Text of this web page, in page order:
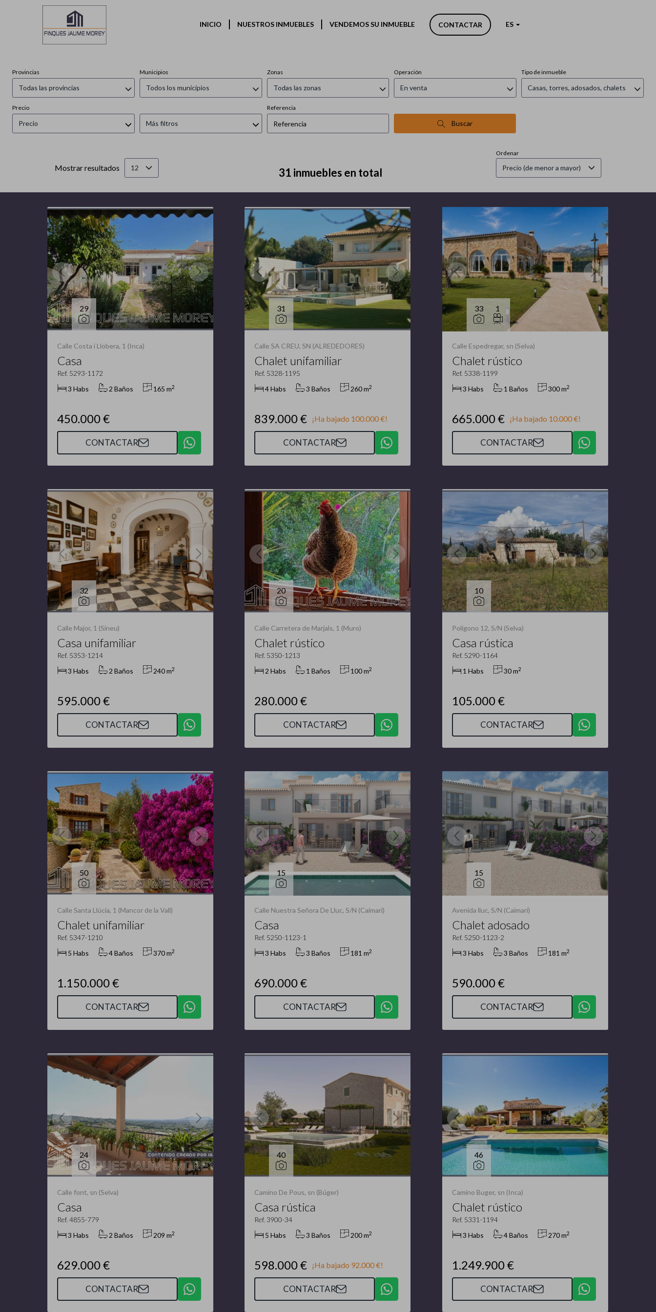
INICIO NUESTROS INMUEBLES VENDEMOS SU INMUEBLE CONTACTAR ES
Inmuebles en venta en
Provincias
Todas las provincias
Municipios
Todos los municipios
Zonas
Todas las zonas
Operación
En venta
Tipo de inmueble
Casas, torres, adosados, chalets
Precio
Precio Más filtros
Referencia
Buscar
31 inmuebles en total
Ordenar
Precio (de menor a mayor)
Mostrar resultados 12
29
Calle Costa i Llobera, 1 (Inca)
Casa
Ref. 5293-1172
3 Habs
2 Baños 165 m2
450.000 €
CONTACTAR
31
Calle SA CREU, SN (ALREDEDORES)
Chalet unifamiliar
Ref. 5328-1195
4 Habs
3 Baños 260 m2
839.000 € ¡Ha bajado 100.000 €!
CONTACTAR
33 1
Calle Espedregar, sn (Selva)
Chalet rústico
Ref. 5338-1199
3 Habs
1 Baños 300 m2
665.000 € ¡Ha bajado 10.000 €!
CONTACTAR
32
Calle Major, 1 (Sineu)
Casa unifamiliar
Ref. 5353-1214
3 Habs
2 Baños 240 m2
595.000 €
CONTACTAR
20
Calle Carretera de Marjals, 1 (Muro)
Chalet rústico
Ref. 5350-1213
2 Habs
1 Baños 100 m2
280.000 €
CONTACTAR
10
Polígono 12, S/N (Selva)
Casa rústica
Ref. 5290-1164
1 Habs
30 m2
105.000 €
CONTACTAR
50
Calle Santa Llúcia, 1 (Mancor de la Vall)
Chalet unifamiliar
Ref. 5347-1210
5 Habs
4 Baños 370 m2
1.150.000 €
CONTACTAR
15
Calle Nuestra Señora De Lluc, S/N (Caimari)
Casa
Ref. 5250-1123-1
3 Habs
3 Baños 181 m2
690.000 €
CONTACTAR
15
Avenida lluc, S/N (Caimari)
Chalet adosado
Ref. 5250-1123-2
3 Habs
3 Baños 181 m2
590.000 €
CONTACTAR
24
Calle font, sn (Selva)
Casa
Ref. 4855-779
3 Habs
2 Baños 209 m2
629.000 €
CONTACTAR
40
Camino De Pous, sn (Búger)
Casa rústica
Ref. 3900-34
5 Habs
3 Baños 200 m2
598.000 € ¡Ha bajado 92.000 €!
CONTACTAR
46
Camino Buger, sn (Inca)
Chalet rústico
Ref. 5331-1194
3 Habs
4 Baños 270 m2
1.249.900 €
CONTACTAR